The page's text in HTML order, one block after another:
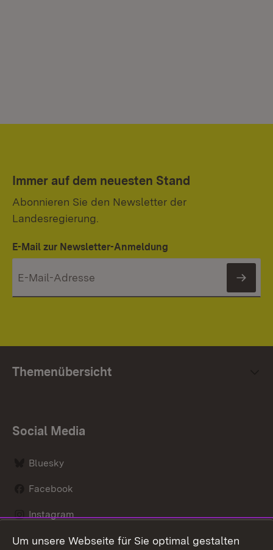
Immer auf dem neuesten Stand
Abonnieren Sie den Newsletter der
Landesregierung.
E-Mail zur Newsletter-Anmeldung
Themenübersicht
Social Media
Bluesky
Facebook
Instagram
LinkedIn
Um unsere Webseite für Sie optimal gestalten